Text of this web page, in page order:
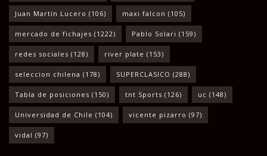
Juan Martín Lucero (106) maxi falcon (105)
mercado de fichajes (1222) Pablo Solari (159)
redes sociales (128) river plate (153)
seleccion chilena (178) SUPERCLASICO (288)
Tabla de posiciones (150) tnt Sports (126) uc (148)
Universidad de Chile (104) vicente pizarro (97)
vidal (97)